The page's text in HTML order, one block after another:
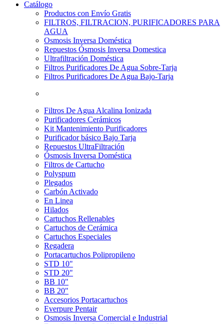
Catálogo
Productos con Envío Gratis
FILTROS, FILTRACION, PURIFICADORES PARA
AGUA
Osmosis Inversa Doméstica
Repuestos Ósmosis Inversa Domestica
Ultrafiltración Doméstica
Filtros Purificadores De Agua Sobre-Tarja
Filtros Purificadores De Agua Bajo-Tarja
Filtros De Agua Alcalina Ionizada
Purificadores Cerámicos
Kit Mantenimiento Purificadores
Purificador básico Bajo Tarja
Repuestos UltraFiltración
Ósmosis Inversa Doméstica
Filtros de Cartucho
Polyspum
Plegados
Carbón Activado
En Linea
Hilados
Cartuchos Rellenables
Cartuchos de Cerámica
Cartuchos Especiales
Regadera
Portacartuchos Polipropileno
STD 10"
STD 20"
BB 10"
BB 20"
Accesorios Portacartuchos
Everpure Pentair
Osmosis Inversa Comercial e Industrial